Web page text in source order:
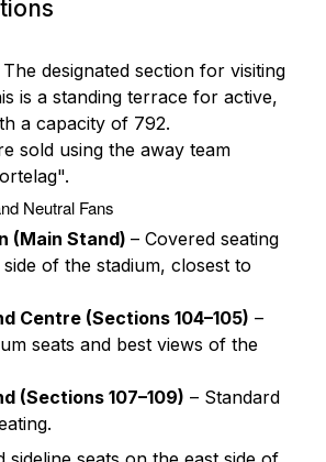
The designated section for visiting
is a standing terrace for active,
a capacity of 792.
sold using the away team
Neutral Fans
(Main Stand) – Covered seating
of the stadium, closest to
Centre (Sections 104–105) –
seats and best views of the
(Sections 107–109) – Standard